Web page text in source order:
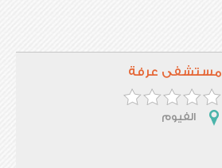
مستشفى عرفة
الفيوم